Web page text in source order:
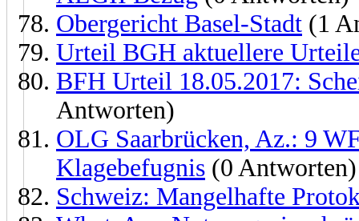
Obergericht Basel-Stadt (1
Urteil BGH aktuellere
BFH Urteil 18.05.2017:
Antworten)
OLG Saarbrücken, Az.: 9
Klagebefugnis (0 Antworten)
Schweiz: Mangelhafte